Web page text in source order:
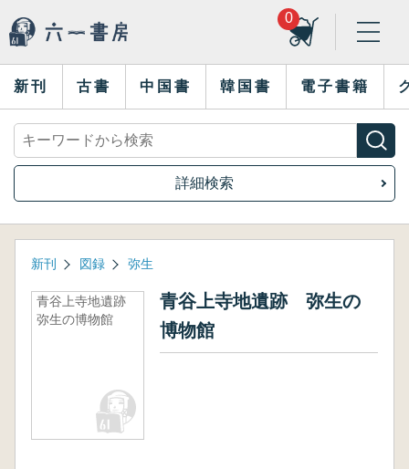
0
新刊 古書 中国書 韓国書 電子書籍
詳細検索
新刊 図録 弥生
青谷上寺地遺跡
弥生の博物館
青谷上寺地遺跡 弥生の
博物館